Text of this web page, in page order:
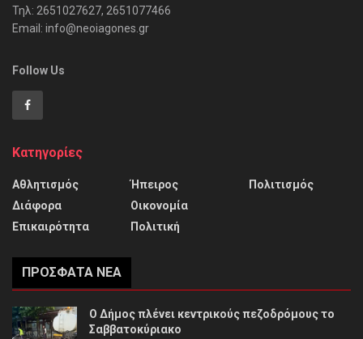
Τηλ: 2651027627, 2651077466
Email: info@neoiagones.gr
Follow Us
Κατηγορίες
Αθλητισμός
Διάφορα
Επικαιρότητα
Ήπειρος
Οικονομία
Πολιτική
Πολιτισμός
ΠΡΌΣΦΑΤΑ ΝΈΑ
Ο Δήμος πλένει κεντρικούς πεζοδρόμους το
Σαββατοκύριακο